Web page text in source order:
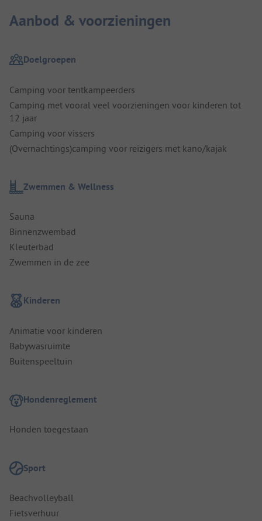
Aanbod & voorzieningen
Doelgroepen
Camping voor tentkampeerders
Camping met vooral veel voorzieningen voor kinderen tot
12 jaar
Camping voor vissers
(Overnachtings)camping voor reizigers met kano/kajak
Zwemmen & Wellness
Sauna
Binnenzwembad
Kleuterbad
Zwemmen in de zee
Kinderen
Animatie voor kinderen
Babywasruimte
Buitenspeeltuin
Hondenreglement
Honden toegestaan
Sport
Beachvolleyball
Fietsverhuur